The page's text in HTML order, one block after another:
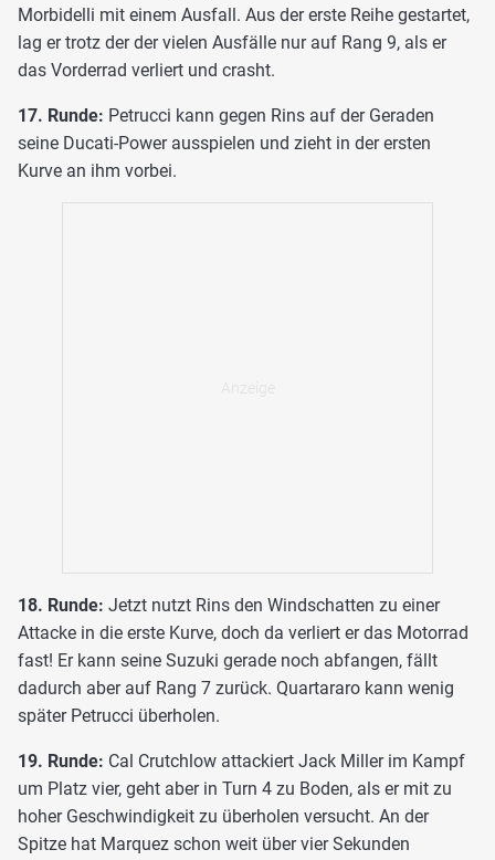
Morbidelli mit einem Ausfall. Aus der erste Reihe gestartet,
lag er trotz der der vielen Ausfälle nur auf Rang 9, als er
das Vorderrad verliert und crasht.
17. Runde: Petrucci kann gegen Rins auf der Geraden
seine Ducati-Power ausspielen und zieht in der ersten
Kurve an ihm vorbei.
18. Runde: Jetzt nutzt Rins den Windschatten zu einer
Attacke in die erste Kurve, doch da verliert er das Motorrad
fast! Er kann seine Suzuki gerade noch abfangen, fällt
dadurch aber auf Rang 7 zurück. Quartararo kann wenig
später Petrucci überholen.
19. Runde: Cal Crutchlow attackiert Jack Miller im Kampf
um Platz vier, geht aber in Turn 4 zu Boden, als er mit zu
hoher Geschwindigkeit zu überholen versucht. An der
Spitze hat Marquez schon weit über vier Sekunden